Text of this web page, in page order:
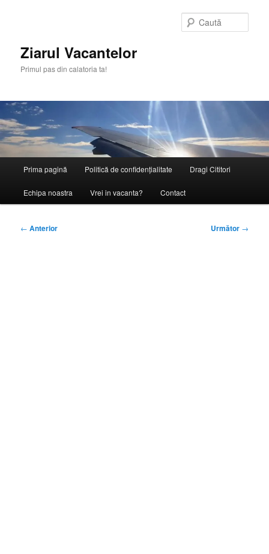
Ziarul Vacantelor
Primul pas din calatoria ta!
Prima pagină Politică de confidențialitate Dragi Cititori
Echipa noastra Vrei in vacanta? Contact
Navigare
← Anterior Următor →